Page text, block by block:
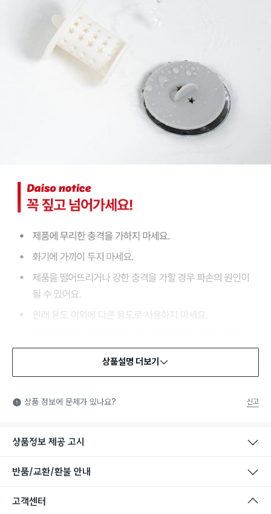
상품설명 더보기
상품 정보에 문제가 있나요? 신고
상품정보 제공 고시
반품/교환/환불 안내
고객센터